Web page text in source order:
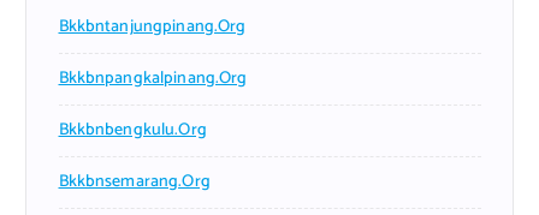
Bkkbntanjungpinang.org
Bkkbnpangkalpinang.org
Bkkbnbengkulu.org
Bkkbnsemarang.org